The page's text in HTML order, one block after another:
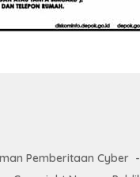
Pemberitaan Cyber